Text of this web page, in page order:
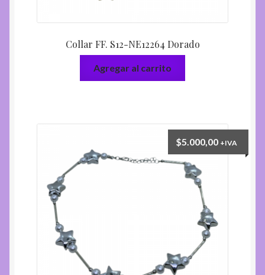
Collar FF. S12-NE12264 Dorado
Agregar al carrito
$5.000,00 +IVA